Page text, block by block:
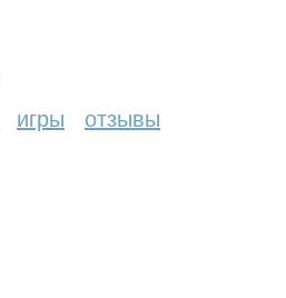
игры отзывы